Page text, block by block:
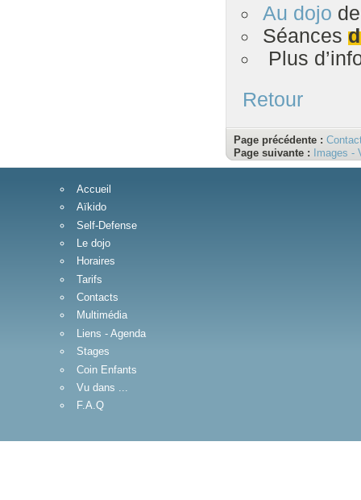
Au dojo
Séances
Plus
Retour
Page précédente :
Page suivante : Images -
Accueil
Aïkido
Self-Defense
Le dojo
Horaires
Tarifs
Contacts
Multimédia
Liens - Agenda
Stages
Coin Enfants
Vu dans ...
F.A.Q